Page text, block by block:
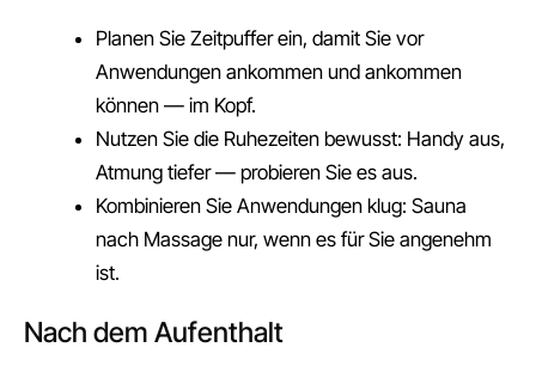
Planen Sie Zeitpuffer ein, damit Sie vor
Anwendungen ankommen und ankommen
können — im Kopf.
Nutzen Sie die Ruhezeiten bewusst: Handy aus,
Atmung tiefer — probieren Sie es aus.
Kombinieren Sie Anwendungen klug: Sauna
nach Massage nur, wenn es für Sie angenehm
ist.
Nach dem Aufenthalt